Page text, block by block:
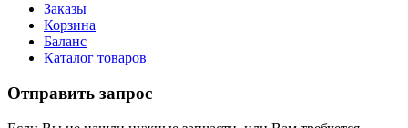
Заказы
Корзина
Баланс
Каталог товаров
Отправить запрос